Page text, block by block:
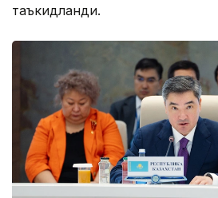
таъкидланди.